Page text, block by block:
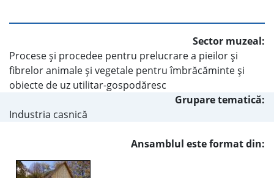
Sector muzeal:
Procese şi procedee pentru prelucrare a pieilor şi
fibrelor animale şi vegetale pentru îmbrăcăminte şi
obiecte de uz utilitar-gospodăresc
Grupare tematică:
Industria casnică
Ansamblul este format din: